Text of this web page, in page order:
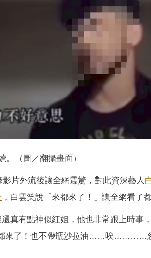
。（圖／翻攝畫面）
片外流後讓全網震驚，對此資深藝人
，白雲笑說「來都來了！」讓全網看了都
真有點神似紅姐，他也非常跟上時事
都來了！也不帶瓶沙拉油……唉…………